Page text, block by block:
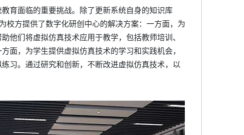
育面临的重要挑战。除了更新系统自身的知识库
校方提供了数字化研创中心的解决方案：一方面，为
他们将虚拟仿真技术应用于教学，包括教师培训、
面，为学生提供虚拟仿真技术的学习和实践机会，
习。通过研究和创新，不断改进虚拟仿真技术，以